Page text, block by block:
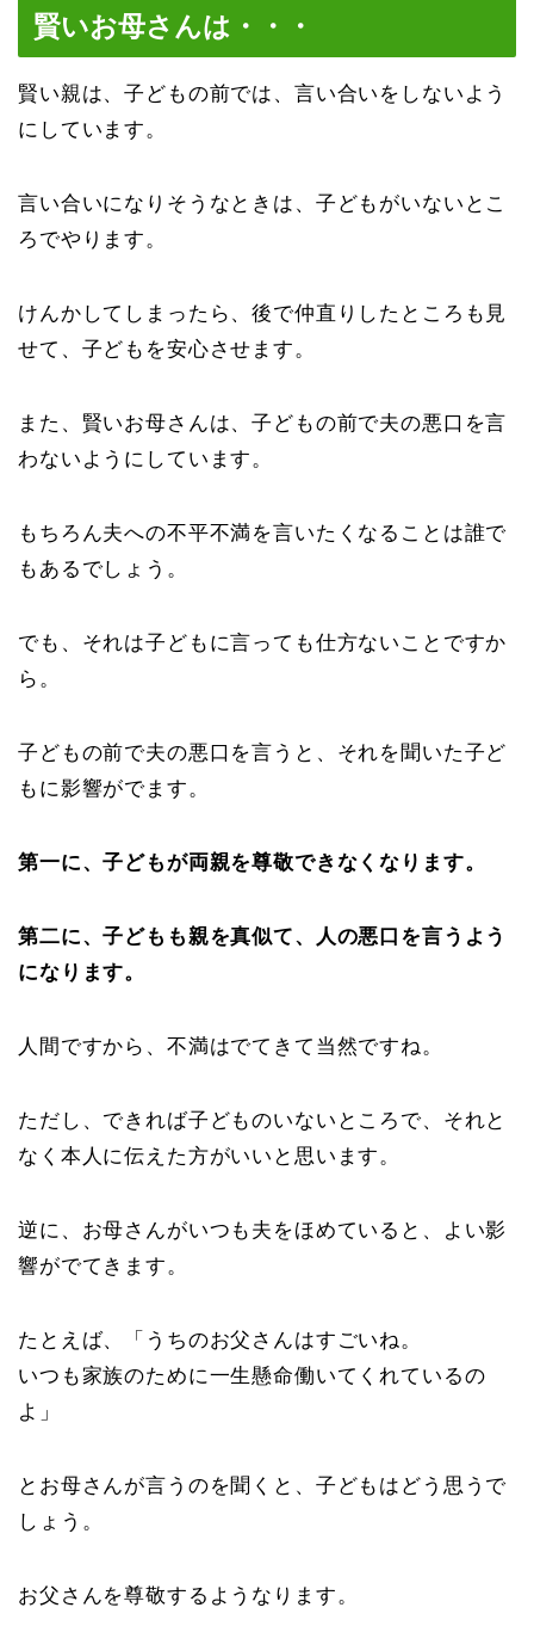
賢いお母さんは・・・
賢い親は、子どもの前では、言い合いをしないよう
にしています。
言い合いになりそうなときは、子どもがいないとこ
ろでやります。
けんかしてしまったら、後で仲直りしたところも見
せて、子どもを安心させます。
また、賢いお母さんは、子どもの前で夫の悪口を言
わないようにしています。
もちろん夫への不平不満を言いたくなることは誰で
もあるでしょう。
でも、それは子どもに言っても仕方ないことですか
ら。
子どもの前で夫の悪口を言うと、それを聞いた子ど
もに影響がでます。
第一に、子どもが両親を尊敬できなくなります。
第二に、子どもも親を真似て、人の悪口を言うよう
になります。
人間ですから、不満はでてきて当然ですね。
ただし、できれば子どものいないところで、それと
なく本人に伝えた方がいいと思います。
逆に、お母さんがいつも夫をほめていると、よい影
響がでてきます。
たとえば、「うちのお父さんはすごいね。
いつも家族のために一生懸命働いてくれているの
よ」
とお母さんが言うのを聞くと、子どもはどう思うで
しょう。
お父さんを尊敬するようなります。